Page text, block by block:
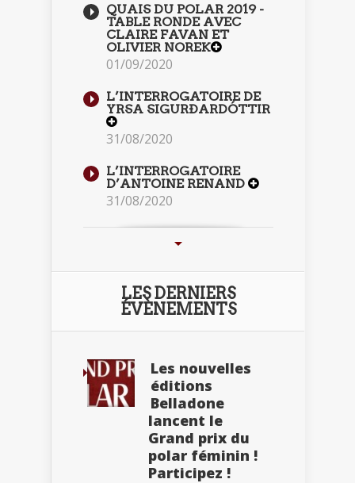
QUAIS DU POLAR 2019 -
TABLE RONDE AVEC
CLAIRE FAVAN ET
OLIVIER NOREK
01/09/2020
L’INTERROGATOIRE DE
YRSA SIGURÐARDÓTTIR
31/08/2020
L’INTERROGATOIRE
D’ANTOINE RENAND
31/08/2020
LES DERNIERS
ÉVÈNEMENTS
Les nouvelles
éditions
Belladone
lancent le
Grand prix du
polar féminin !
Participez !